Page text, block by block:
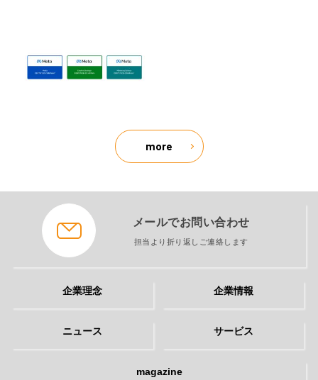
more
メールでお問い合わせ
担当より折り返しご連絡します
企業理念 企業情報
ニュース サービス
magazine